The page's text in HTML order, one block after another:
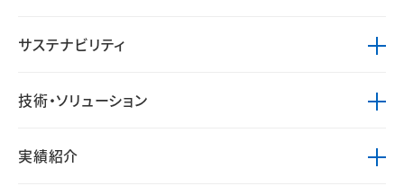
サステナビリティ
技術・ソリューション
実績紹介